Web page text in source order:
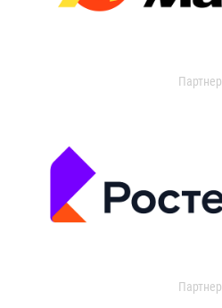
Партнер
Партнер